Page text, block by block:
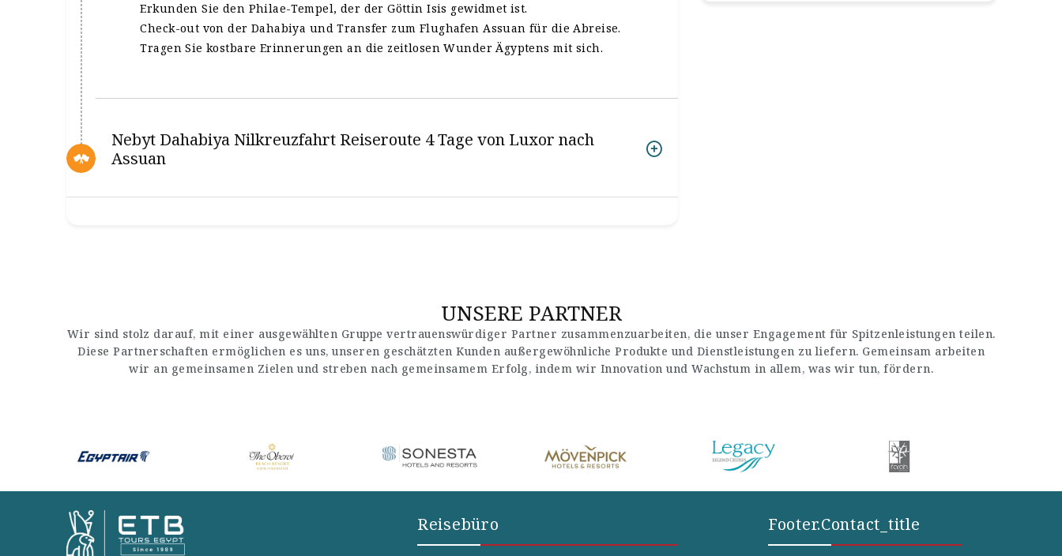
Erkunden Sie den Philae-Tempel, der der Göttin Isis gewidmet ist.
Check-out von der Dahabiya und Transfer zum Flughafen Assuan für die Abreise.
Tragen Sie kostbare Erinnerungen an die zeitlosen Wunder Ägyptens mit sich.
Nebyt Dahabiya Nilkreuzfahrt Reiseroute 4 Tage von Luxor nach
Assuan
UNSERE PARTNER
Wir sind stolz darauf, mit einer ausgewählten Gruppe vertrauenswürdiger Partner zusammenzuarbeiten, die unser Engagement für Spitzenleistungen teilen.
Diese Partnerschaften ermöglichen es uns, unseren geschätzten Kunden außergewöhnliche Produkte und Dienstleistungen zu liefern. Gemeinsam arbeiten
wir an gemeinsamen Zielen und streben nach gemeinsamem Erfolg, indem wir Innovation und Wachstum in allem, was wir tun, fördern.
Reisebüro Footer.contact_title